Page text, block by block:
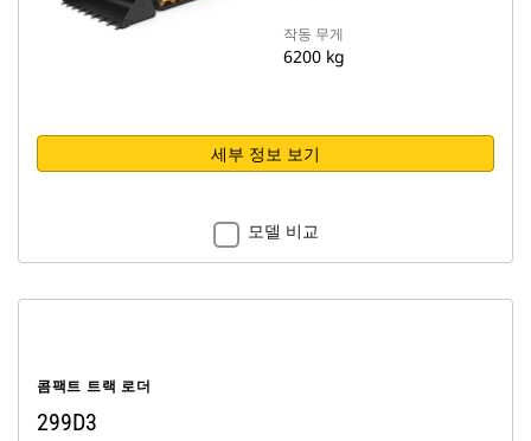
작동 무게
6200 kg
세부 정보 보기
모델 비교
콤팩트 트랙 로더
299D3